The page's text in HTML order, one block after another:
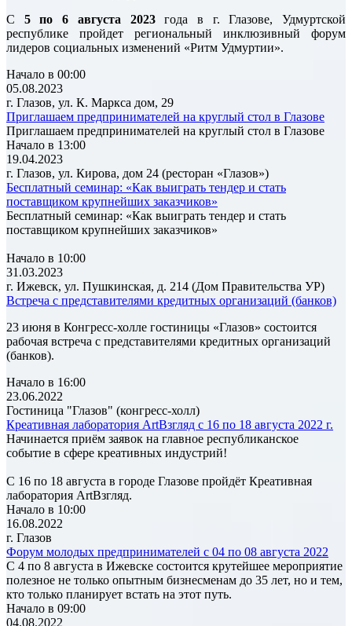
С 5 по 6 августа 2023года в г. Глазове, Удмуртской
республике пройдет региональный инклюзивный форум
лидеров социальных изменений «Ритм Удмуртии».
Начало в 00:00
05.08.2023
г. Глазов, ул. К. Маркса дом, 29
Приглашаем предпринимателей на круглый стол в Глазове
Приглашаем предпринимателей на круглый стол в Глазове
Начало в 13:00
19.04.2023
г. Глазов, ул. Кирова, дом 24 (ресторан «Глазов»)
Бесплатный семинар: «Как выиграть тендер и стать
поставщиком крупнейших заказчиков»
Бесплатный семинар: «Как выиграть тендер и стать
поставщиком крупнейших заказчиков»
Начало в 10:00
31.03.2023
г. Ижевск, ул. Пушкинская, д. 214 (Дом Правительства УР)
Встреча с представителями кредитных организаций (банков)
23 июня в Конгресс-холле гостиницы «Глазов» состоится
рабочая встреча с представителями кредитных организаций
(банков).
Начало в 16:00
23.06.2022
Гостиница "Глазов" (конгресс-холл)
Креативная лаборатория ArtВзгляд с 16 по 18 августа 2022 г.
Начинается приём заявок на главное республиканское
событие в сфере креативных индустрий!
С 16 по 18 августа в городе Глазове пройдёт Креативная
лаборатория ArtВзгляд.
Начало в 10:00
16.08.2022
г. Глазов
Форум молодых предпринимателей с 04 по 08 августа 2022
С 4 по 8 августа в Ижевске состоится крутейшее мероприятие
полезное не только опытным бизнесменам до 35 лет, но и тем,
кто только планирует встать на этот путь.
Начало в 09:00
04.08.2022